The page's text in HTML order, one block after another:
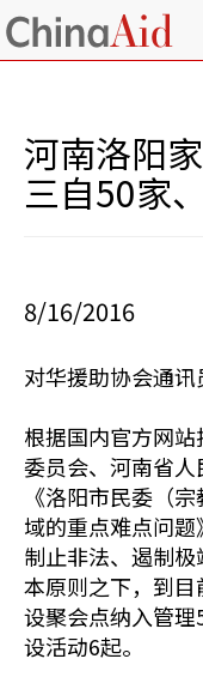
河南洛阳
三自50家
8/16/2016
对华援助协会通讯
根据国内官方网
委员会、河南省
《洛阳市民委（
域的重点难点问
制止非法、遏制
本原则之下，到
设聚会点纳入管
设活动6起。